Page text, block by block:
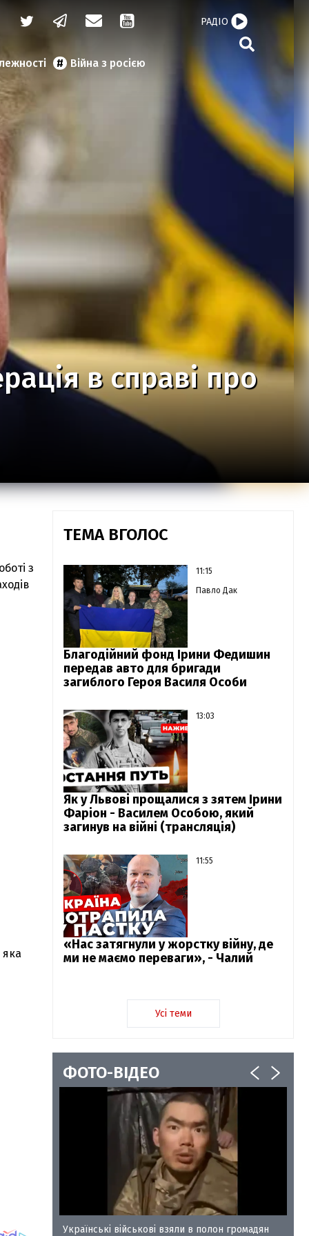
Війна з росією
РАДІО
в справі про
з
яка
ТЕМА ВГОЛОС
11:15
Павло Дак
Благодійний фонд Ірини Федишин
передав авто для бригади
загиблого Героя Василя Особи
13:03
Як у Львові прощалися з зятем Ірини
Фаріон - Василем Особою, який
загинув на війні (трансляція)
11:55
«Нас затягнули у жорстку війну, де
ми не маємо переваги», - Чалий
Усі теми
ФОТО-ВІДЕО
35
Українські військові взяли в полон громадян